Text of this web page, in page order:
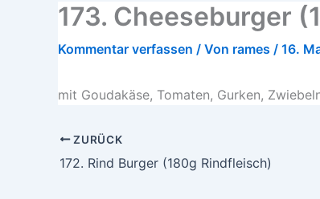
173. Cheeseburger
Kommentar verfassen / Von rames / 16.
mit Goudakäse, Tomaten, Gurken,
ZURÜCK
172. Rind Burger (180g Rindfleisch)